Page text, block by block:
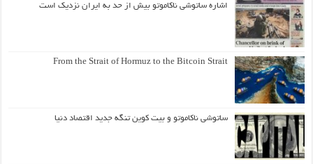
اشاره ساتوشی ناکاموتو بیش از حد به ایران نزدیک است
From the Strait of Hormuz to the Bitcoin Strait
ساتوشی ناکاموتو و بیت کوین تنگه جدید اقتصاد دنیا